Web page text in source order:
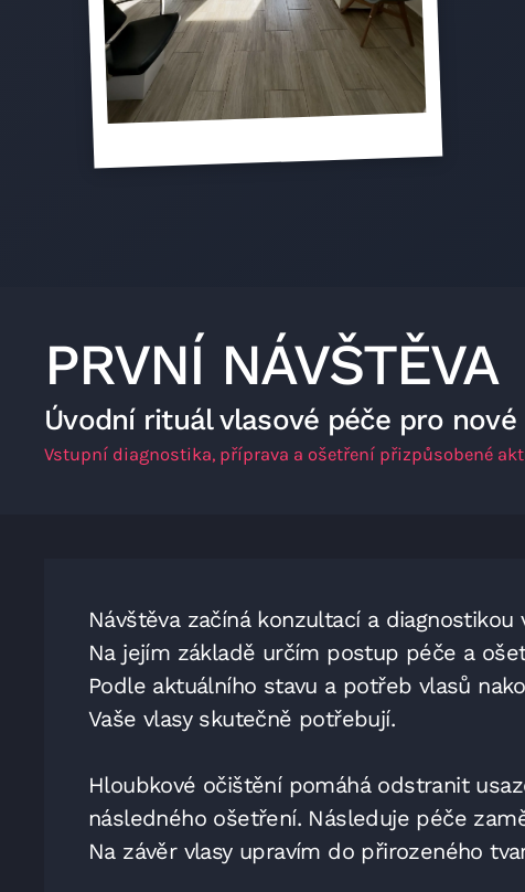
PRVNÍ NÁVŠTĚVA
Úvodní rituál vlasové péče pro
Vstupní diagnostika, příprava a ošetření přizpůsobené
Návštěva začíná konzultací a
Na jejím základě určím postup péče a
Podle aktuálního stavu a potřeb vlasů
Vaše vlasy skutečně potřebují.
Hloubkové očištění pomáhá odstranit
následného ošetření. Následuje péče
Na závěr vlasy upravím do přirozeného